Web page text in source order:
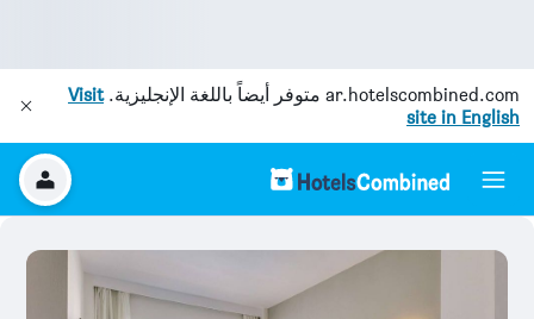
ar.hotelscombined.com متوفر أيضاً باللغة الإنجليزية.Visit
site in English